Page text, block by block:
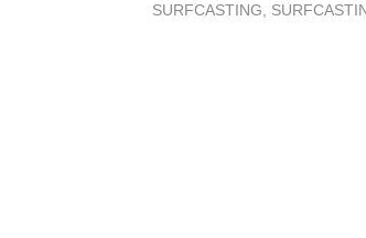
SURFCASTING,